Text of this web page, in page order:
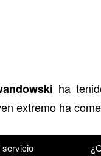
ha
extremo ha
servicio